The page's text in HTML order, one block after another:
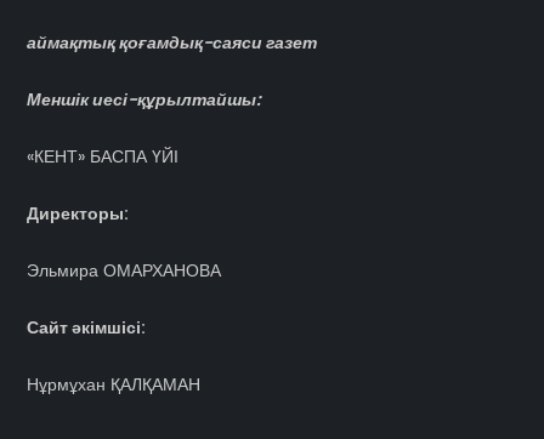
аймақтық қоғамдық-саяси газет
Меншік иесі-құрылтайшы:
«КЕНТ» БАСПА ҮЙІ
Директоры:
Эльмира ОМАРХАНОВА
Сайт әкімшісі:
Нұрмұхан ҚАЛҚАМАН